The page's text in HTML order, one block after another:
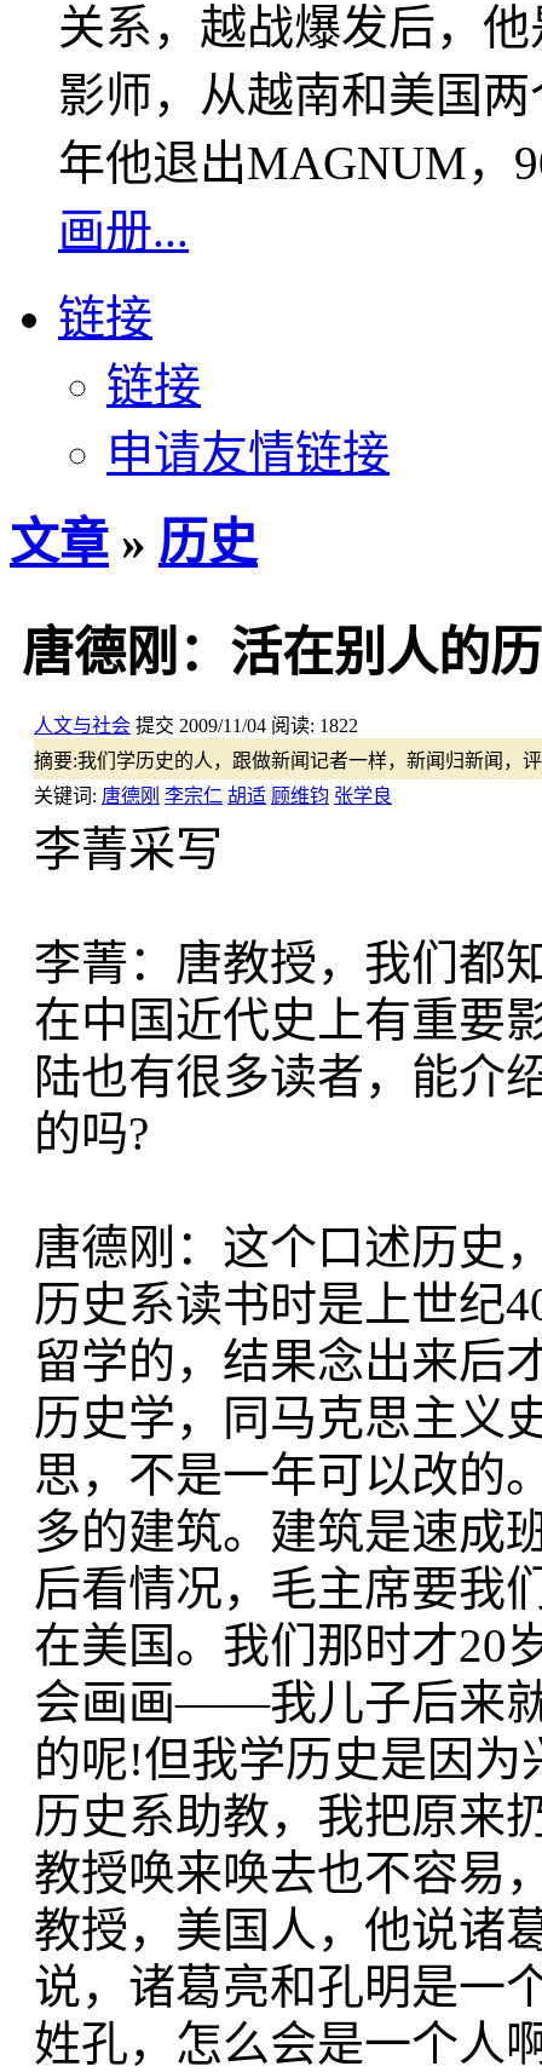
关系，越战爆发后，
影师，从越南和美国
年他退出MAGNUM，
画册...
链接
链接
申请友情链接
文章 » 历史
唐德刚：活在别人的
人文与社会 提交 2009/11/04 阅读: 1822
摘要:我们学历史的人，跟做新闻记者一样，新闻归新闻，
关键词: 唐德刚 李宗仁 胡适 顾维钧 张学良
李菁采写
李菁：唐教授，我们都
在中国近代史上有重要
陆也有很多读者，能介
的吗?
唐德刚：这个口述历史
历史系读书时是上世纪
留学的，结果念出来后
历史学，同马克思主义
思，不是一年可以改的
多的建筑。建筑是速成
后看情况，毛主席要我
在美国。我们那时才20
会画画——我儿子后来
的呢!但我学历史是因
历史系助教，我把原来
教授唤来唤去也不容易
教授，美国人，他说诸
说，诸葛亮和孔明是一
姓孔，怎么会是一个人